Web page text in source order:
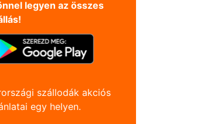
legyen az összes
szállodák akciós
egy helyen.